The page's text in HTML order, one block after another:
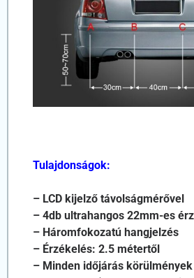
Tulajdonságok:
– LCD kijelző távolságmérővel
– 4db ultrahangos 22mm-es
– Háromfokozatú hangjelzés
– Érzékelés: 2.5 métertől
– Minden időjárás